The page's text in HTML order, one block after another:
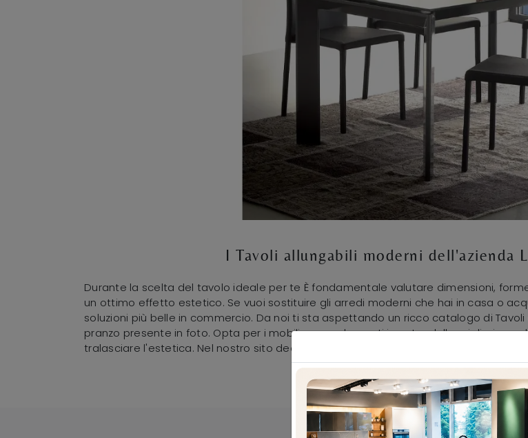
I Tavoli allungabili moderni dell'azienda
Durante la scelta del tavolo ideale per te È fondamentale valutare dimensioni,
un ottimo effetto estetico. Se vuoi sostituire gli arredi moderni che hai in casa o
soluzioni più belle in commercio. Da noi ti sta aspettando un ricco catalogo di
pranzo presente in foto. Opta per i mobili e complementi in vetro delle migliori
tralasciare l'estetica. Nel nostro sito dedicato all'Arredamento Casa troverai tutto